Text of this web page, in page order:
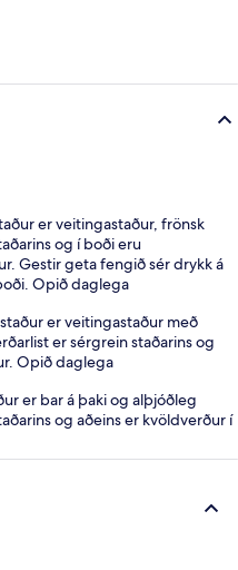
er veitingastaður, frönsk
og í boði eru
Gestir geta fengið sér drykk á
Opið daglega
er veitingastaður með
er sérgrein staðarins og
Opið daglega
er bar á þaki og alþjóðleg
og aðeins er kvöldverður í